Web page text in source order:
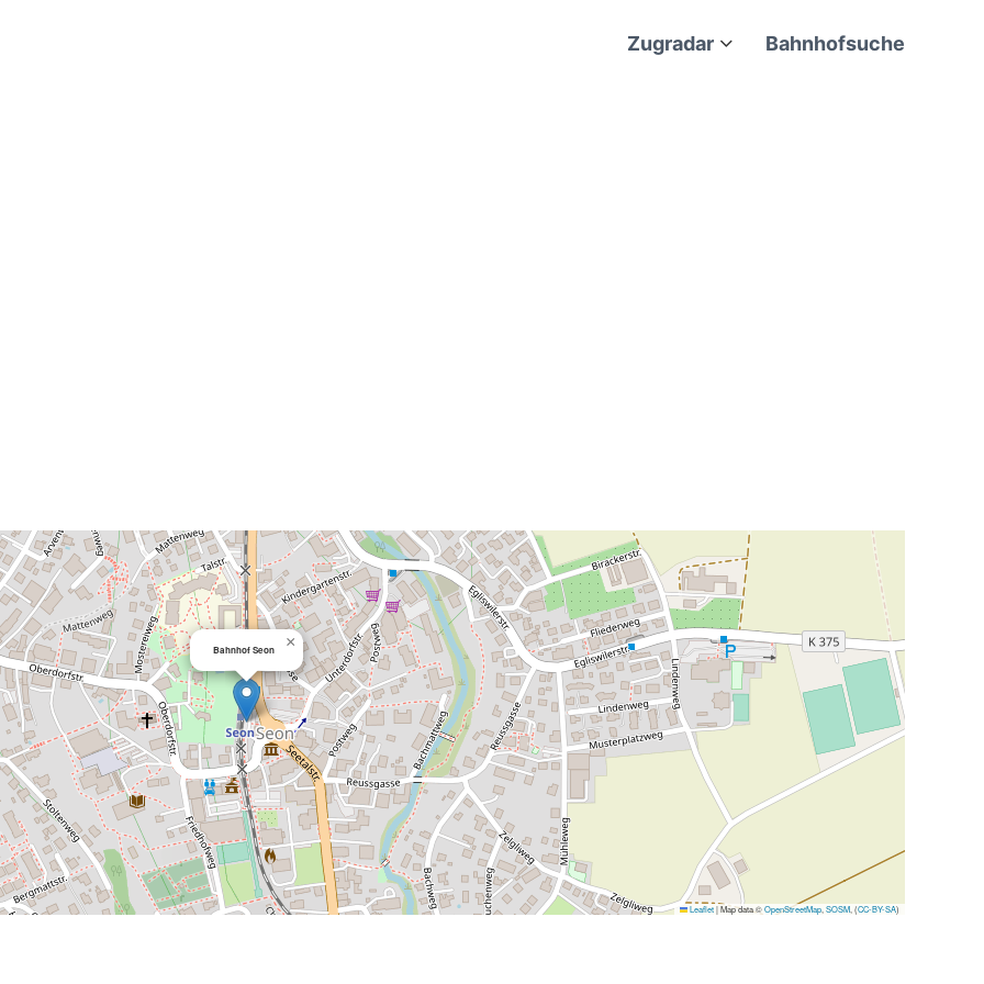
Zugradar Bahnhofsuche
Bahnhof Seon ×
Leaflet|Map data ©OpenStreetMap SOSM , (CC-BY-SA)